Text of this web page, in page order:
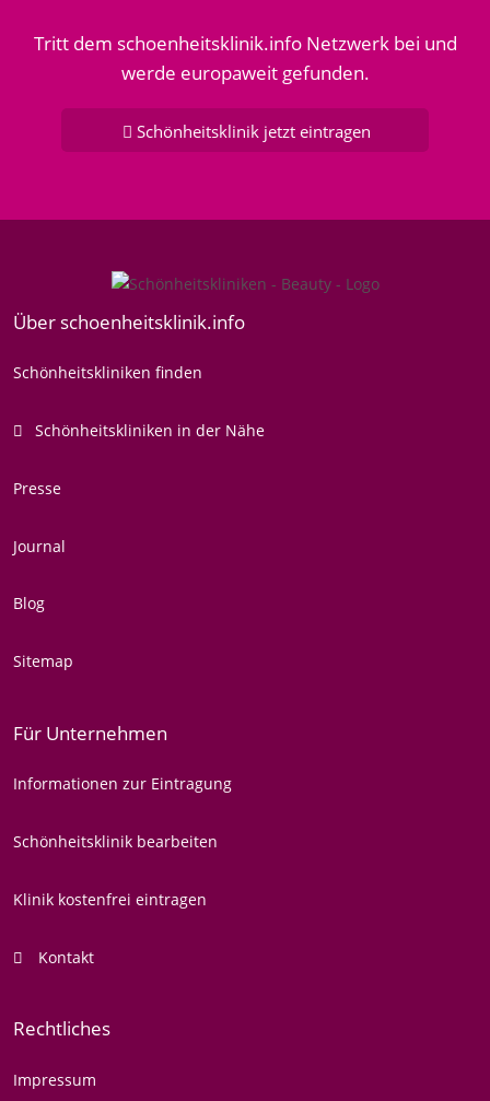
Tritt dem schoenheitsklinik.info Netzwerk bei und
werde europaweit gefunden.
Schönheitsklinik jetzt eintragen
Über schoenheitsklinik.info
Schönheitskliniken finden
Schönheitskliniken in der Nähe
Presse
Journal
Blog
Sitemap
Für Unternehmen
Informationen zur Eintragung
Schönheitsklinik bearbeiten
Klinik kostenfrei eintragen
Kontakt
Rechtliches
Impressum